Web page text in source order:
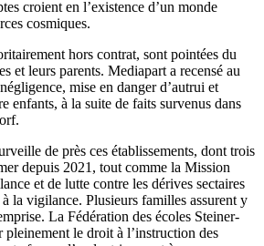
croient en l’existence d’un monde
cosmiques.
hors contrat, sont pointées du
et leurs parents. Mediapart a recensé au
mise en danger d’autrui et
enfants, à la suite de faits survenus dans
de près ces établissements, dont trois
depuis 2021, tout comme la Mission
et de lutte contre les dérives sectaires
la vigilance. Plusieurs familles assurent y
La Fédération des écoles Steiner-
pleinement le droit à l’instruction des